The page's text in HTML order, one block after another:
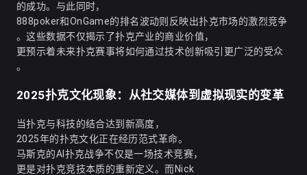
的成功。与此同时，
888poker和OnGame的排名波动则反映出扑克市场的激烈竞争
。这些数据不仅揭示了扑克产业的商业价值，
更预示着未来扑克赛事将如何通过技术创新吸引更广泛的受众
。
2025扑克文化现象：从社交媒体到虚拟现实的变革
当扑克与科技的结合达到新高度，
2025年的扑克文化正在经历范式革命。
马斯克的AI扑克战争不仅是一场技术竞赛，
更是对扑克竞技本质的重新定义。而Nick